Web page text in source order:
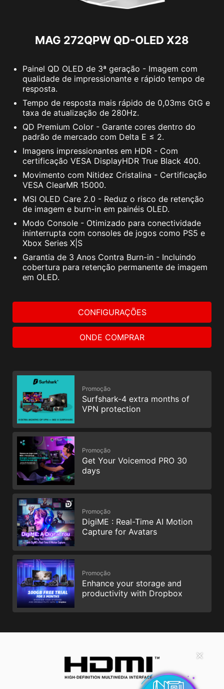
Tipo de Painel OQ-OLED
Proporção 16:9
Resolução 2560 x 1440 (WQHD)
Taxa de Atualização 280Hz
Tempo de Resposta 0,03ms GtG
✕
MAG 272QPW QD-OLED X28
Painel QD OLED de 3ª geração - Imagem com
qualidade de impressionante e rápido tempo de
resposta.
Tempo de resposta mais rápido de 0,03ms GtG e
taxa de atualização de 280Hz.
QD Premium Color - Garante cores dentro do
padrão de mercado com Delta E ≤ 2.
Imagens impressionantes em HDR - Com
certificação VESA DisplayHDR True Black 400.
Movimento com Nitidez Cristalina - Certificação
VESA ClearMR 15000.
MSI OLED Care 2.0 - Reduz o risco de retenção
de imagem e burn-in em painéis OLED.
Modo Console - Otimizado para conectividade
ininterrupta com consoles de jogos como PS5 e
Xbox Series X|S
Garantia de 3 Anos Contra Burn-in - Incluindo
cobertura para retenção permanente de imagem
em OLED.
CONFIGURAÇÕES
ONDE COMPRAR
Promoção
Surfshark-4 extra months of
VPN protection
Promoção
Get Your Voicemod PRO 30
days
Promoção
DigiME : Real-Time AI Motion
Capture for Avatars
Promoção
Enhance your storage and
productivity with Dropbox